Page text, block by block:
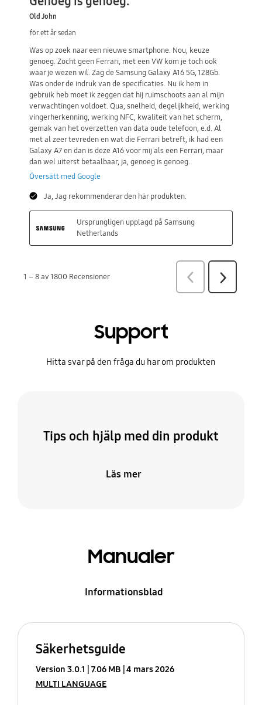
Support
Hitta svar på den fråga du har om produkten
Tips och hjälp med din produkt
Läs mer
Manualer
Informationsblad
Säkerhetsguide
Version 3.0.1 7.06 MB 4 mars 2026
MULTI LANGUAGE